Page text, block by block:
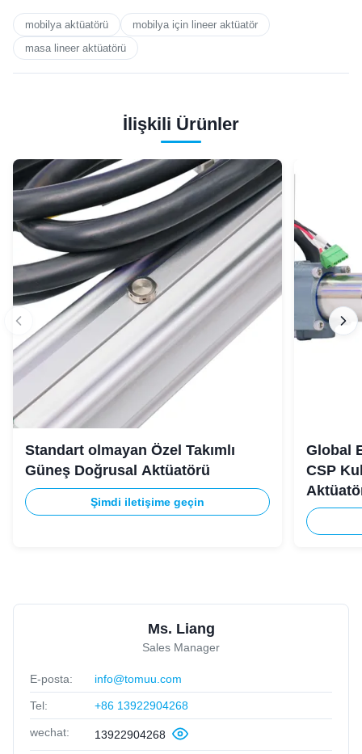
mobilya aktüatörü
mobilya için lineer aktüatör
masa lineer aktüatörü
İlişkili Ürünler
Standart olmayan Özel Takımlı
Güneş Doğrusal Aktüatörü
Şimdi iletişime geçin
Global
CSP
Ms. Liang
Sales Manager
E-posta: info@tomuu.com
Tel: +86 13922904268
wechat: 13922904268